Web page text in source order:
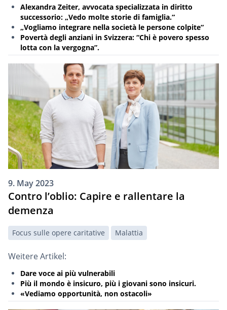
Alexandra Zeiter, avvocata specializzata in diritto
successorio: „Vedo molte storie di famiglia.“
„Vogliamo integrare nella società le persone colpite“
Povertà degli anziani in Svizzera: “Chi è povero spesso
lotta con la vergogna”.
9. May 2023
Contro l’oblio: Capire e rallentare la
demenza
Focus sulle opere caritative Malattia
Weitere Artikel:
Dare voce ai più vulnerabili
Più il mondo è insicuro, più i giovani sono insicuri.
«Vediamo opportunità, non ostacoli»